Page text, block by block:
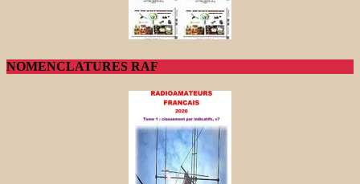
NOMENCLATURES RAF